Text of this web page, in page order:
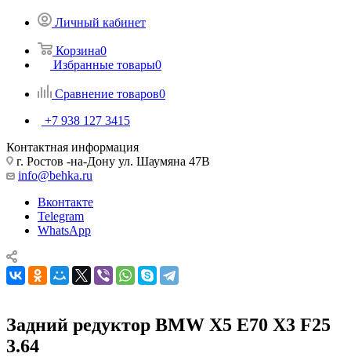
Личный кабинет
Корзина0
Избранные товары0
Сравнение товаров0
+7 938 127 3415
Контактная информация
г. Ростов -на-Дону ул. Шаумяна 47В
info@behka.ru
Вконтакте
Telegram
WhatsApp
Задний редуктор BMW X5 E70 X3 F25
3.64